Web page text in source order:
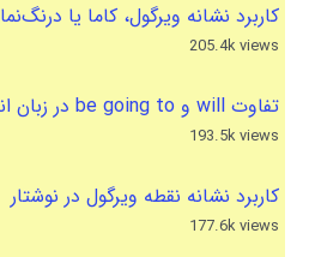
کاربرد نشانه ویرگول، کاما یا درنگ‌نما
205.4k views
تفاوت will و be going to در زبان انگلیسی
193.5k views
کاربرد نشانه نقطه ویرگول در نوشتار
177.6k views